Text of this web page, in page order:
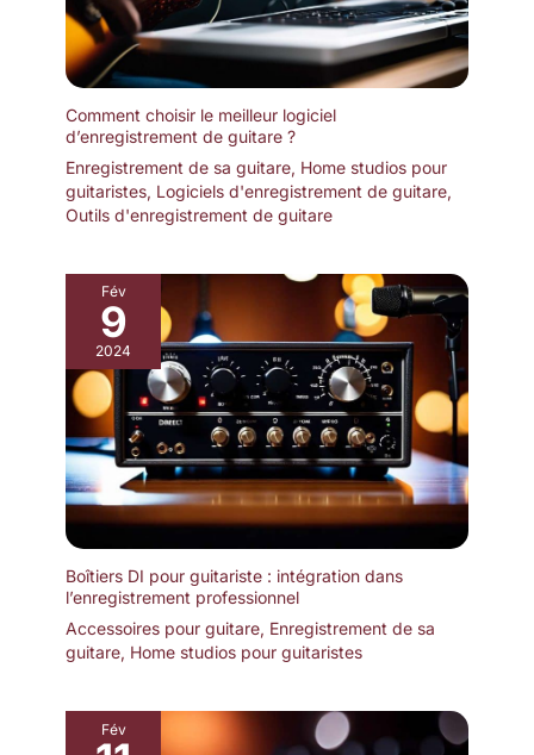
son clair et constant. Contenu
de la Boîte : 1 × Microphone
vocal dynamique PM-26S, 1 ×
Pince pour micro, 1 × Câble XLR
de 5 m (16,4 ft), 1 × Pochette de
agrippante pour câble
Comment choisir le meilleur logiciel
d’enregistrement de guitare ?
Enregistrement de sa guitare, Home studios pour
guitaristes, Logiciels d'enregistrement de guitare,
Outils d'enregistrement de guitare
Fév
9
2024
Boîtiers DI pour guitariste : intégration dans
l’enregistrement professionnel
Accessoires pour guitare, Enregistrement de sa
guitare, Home studios pour guitaristes
Fév